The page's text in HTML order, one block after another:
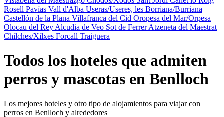
Rosell Pavías Vall d'Alba Useras/Useres, les Borriana/Burriana
Castellón de la Plana Villafranca del Cid Oropesa del Mar/Orpesa
Olocau del Rey Alcudia de Veo Sot de FerrerAtzeneta del Maestrat
Chilches/Xilxes Forcall Traiguera
Todos los hoteles que admiten
perros y mascotas en Benlloch
Los mejores hoteles y otro tipo de alojamientos para viajar con
perros en Benlloch y alrededores